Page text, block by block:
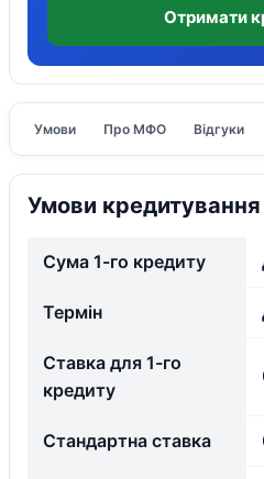
Отримати
Умови Про МФО Відгуки
Умови кредитування
Сума 1-го кредиту
Термін
Ставка для 1-го
кредиту
Стандартна ставка